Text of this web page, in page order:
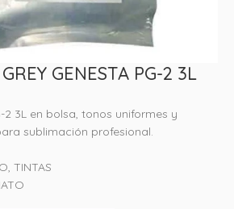
ampliar
GENESTA PG-2 3L
2 3L en bolsa, tonos uniformes y
sublimación profesional.
, TINTAS